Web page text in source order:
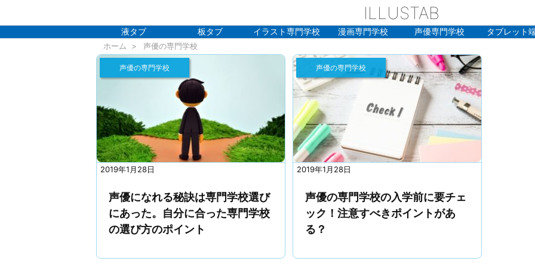
ILLUSTAB
液タブ 板タブ イラスト専門学校 漫画専門学校 声優専門学校 タブレット
ホーム > 声優の専門学校
2019年1月28日
声優の専門学校
声優になれる秘訣は専門学校選び
にあった。自分に合った専門学校
の選び方のポイント
2019年1月28日
声優の専門学校
声優の専門学校の入学前に要チェ
ック！注意すべきポイントがあ
る？